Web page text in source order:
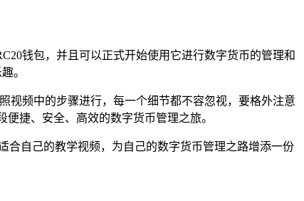
钱包，并且可以正式开始使用它进行数字货币的管理和
。
视频中的步骤进行，每一个细节都不容忽视，要格外注意
捷、安全、高效的数字货币管理之旅。
合自己的教学视频，为自己的数字货币管理之路增添一份